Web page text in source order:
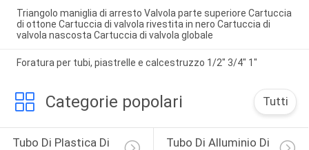
Triangolo maniglia di arresto Valvola parte superiore Cartuccia
di ottone Cartuccia di valvola rivestita in nero Cartuccia di
valvola nascosta Cartuccia di valvola globale
Foratura per tubi, piastrelle e calcestruzzo 1/2" 3/4" 1"
Categorie popolari Tutti
Tubo Di Plastica Di
Tubo Di Alluminio Di